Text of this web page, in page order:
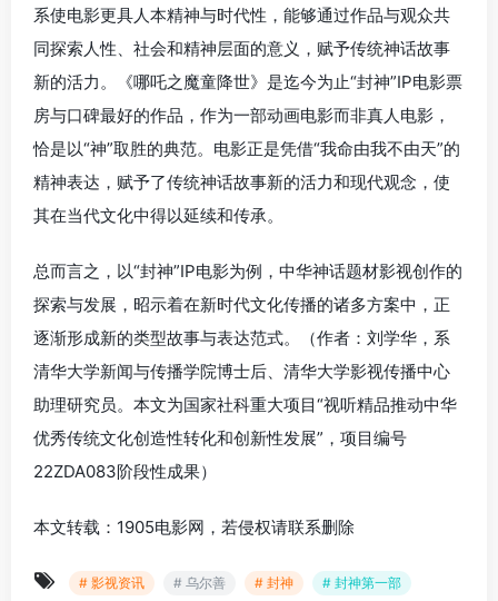
系使电影更具人本精神与时代性，能够通过作品与观众共
同探索人性、社会和精神层面的意义，赋予传统神话故事
新的活力。《哪吒之魔童降世》是迄今为止“封神”IP电影票
房与口碑最好的作品，作为一部动画电影而非真人电影，
恰是以“神”取胜的典范。电影正是凭借“我命由我不由天”的
精神表达，赋予了传统神话故事新的活力和现代观念，使
其在当代文化中得以延续和传承。
总而言之，以“封神”IP电影为例，中华神话题材影视创作的
探索与发展，昭示着在新时代文化传播的诸多方案中，正
逐渐形成新的类型故事与表达范式。
（作者：刘学华，系
清华大学新闻与传播学院博士后、清华大学影视传播中心
助理研究员。本文为国家社科重大项目“视听精品推动中华
优秀传统文化创造性转化和创新性发展”，项目编号
22ZDA083阶段性成果）
本文转载：1905电影网，若侵权请联系删除
# 影视资讯 # 乌尔善 # 封神 # 封神第一部